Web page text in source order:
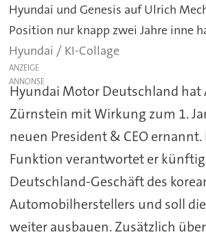
Hyundai und Genesis auf Ulrich
Position nur knapp zwei Jahre inne
Hyundai / KI-Collage
ANZEIGE
Hyundai Motor Deutschland hat
Zürnstein mit Wirkung zum 1.
neuen President & CEO ernannt.
Funktion verantwortet er künftig
Deutschland-Geschäft des
Automobilherstellers und soll
weiter ausbauen. Zusätzlich